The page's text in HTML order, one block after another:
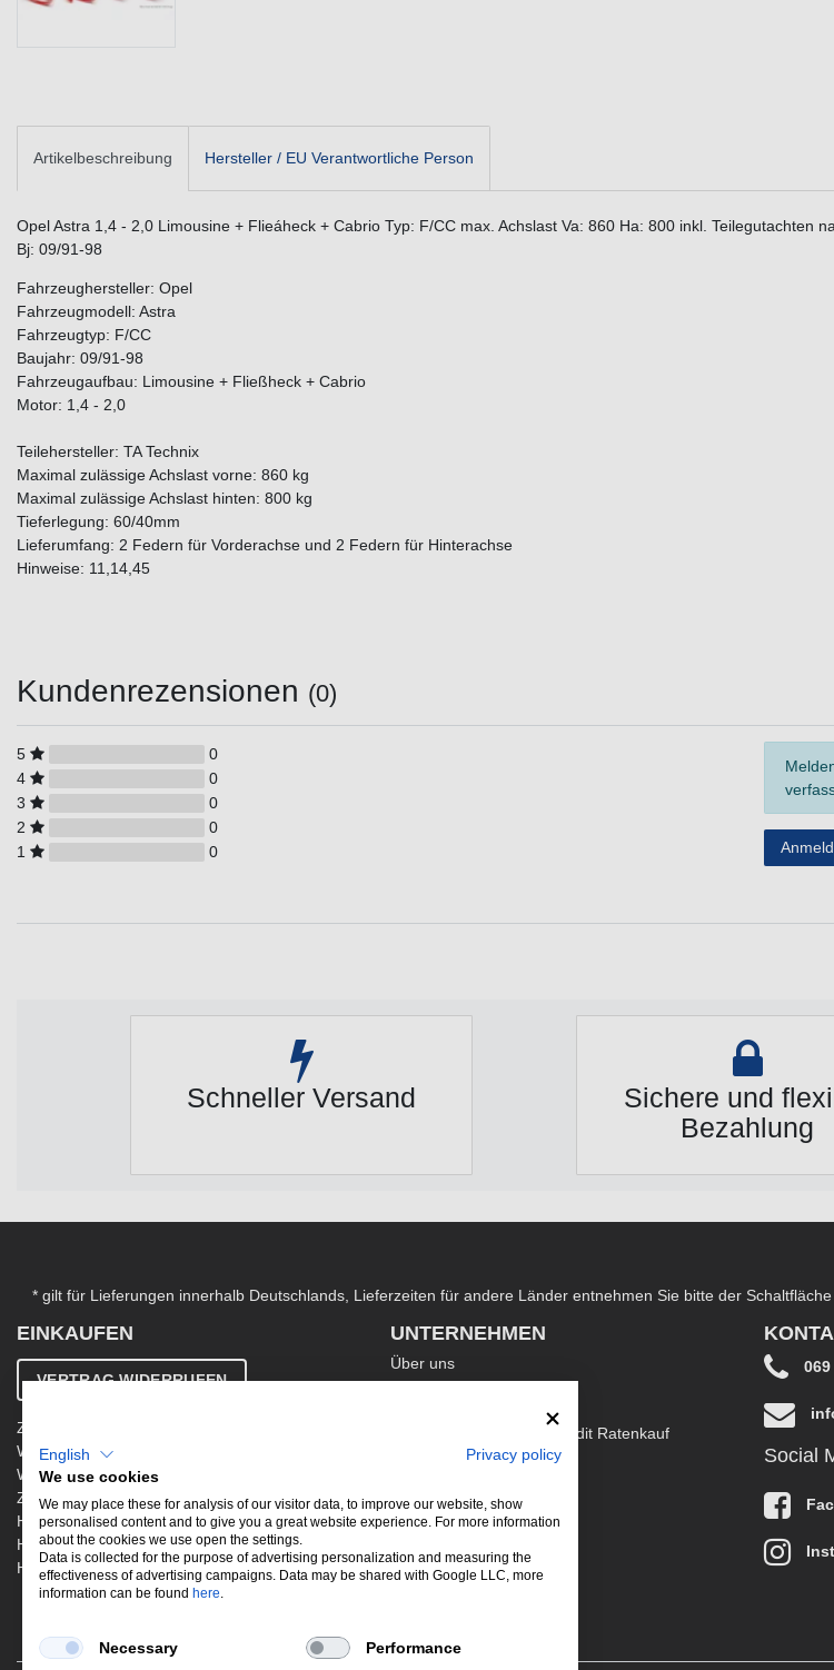
Artikelbeschreibung Hersteller / EU Verantwortliche Person
Opel Astra 1,4 - 2,0 Limousine + Flieáheck + Cabrio Typ: F/CC max. Achslast Va: 860 Ha: 800 inkl. Teilegutachten
Bj: 09/91-98
Fahrzeughersteller: Opel
Fahrzeugmodell: Astra
Fahrzeugtyp: F/CC
Baujahr: 09/91-98
Fahrzeugaufbau: Limousine + Fließheck + Cabrio
Motor: 1,4 - 2,0
Teilehersteller: TA Technix
Maximal zulässige Achslast vorne: 860 kg
Maximal zulässige Achslast hinten: 800 kg
Tieferlegung: 60/40mm
Lieferumfang: 2 Federn für Vorderachse und 2 Federn für Hinterachse
Hinweise: 11,14,45
Kundenrezensionen (0)
5
0
4
0
3
0
2
0
1
0
Schneller Versand
Sichere und
Bezahlung
* gilt für Lieferungen innerhalb Deutschlands, Lieferzeiten für andere Länder entnehmen Sie bitte der
EINKAUFEN
VERTRAG WIDERRUFEN
Zahlung & Versand
Widerrufsbelehrung
Warenkorb
Zur Kasse
Hinweis zur Altölentsorgung
Hinweis zur Batterieentsorgung
Händler werden
UNTERNEHMEN
Über uns
Kontakt
Ergänzende AGB EasyCredit Ratenkauf
Datenschutzerklärung
Jobs
Newsletter
069
Social
English
Privacy policy
We use cookies
We may place these for analysis of our visitor data, to improve our website, show
personalised content and to give you a great website experience. For more information
about the cookies we use open the settings.
Data is collected for the purpose of advertising personalization and measuring the
effectiveness of advertising campaigns. Data may be shared with Google LLC, more
information can be found here.
Necessary Performance